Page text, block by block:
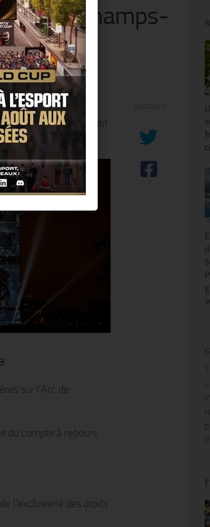
les Champs-
29 DÉCEMBRE 2022
la « Ville de Paris »
son et lumière festif
!!
sur l’Arc de
du compte à rebours
l’exclusivité des droits